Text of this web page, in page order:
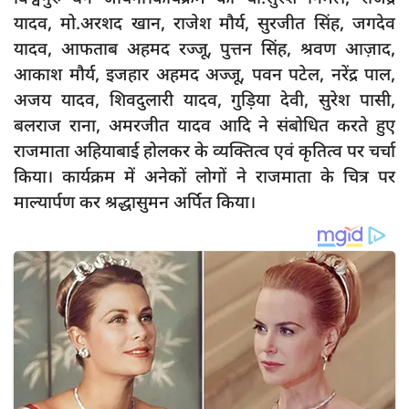
यादव, मो.अरशद खान, राजेश मौर्य, सुरजीत सिंह, जगदेव
यादव, आफताब अहमद रज्जू, पुत्तन सिंह, श्रवण आज़ाद,
आकाश मौर्य, इजहार अहमद अज्जू, पवन पटेल, नरेंद्र पाल,
अजय यादव, शिवदुलारी यादव, गुड़िया देवी, सुरेश पासी,
बलराज राना, अमरजीत यादव आदि ने संबोधित करते हुए
राजमाता अहियाबाई होलकर के व्यक्तित्व एवं कृतित्व पर चर्चा
किया। कार्यक्रम में अनेकों लोगों ने राजमाता के चित्र पर
माल्यार्पण कर श्रद्धासुमन अर्पित किया।